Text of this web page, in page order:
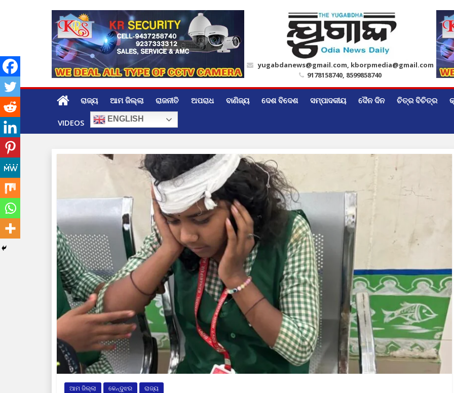
yugabdanews@gmail.com, kborpmedia@gmail.com
9178158740, 8599858740
ରାଜ୍ୟ ଆମ ଜିଲ୍ଲା ରାଜନୀତି ଅପରାଧ ବାଣିଜ୍ୟ ଦେଶ ବିଦେଶ ସମ୍ପାଦକୀୟ ଦୈନ ଦିନ ଚିତ୍ର ବିଚିତ୍ର
VIDEOS ENGLISH
ଆମ ଜିଲ୍ଲା କେନ୍ଦୁଝର ରାଜ୍ୟ